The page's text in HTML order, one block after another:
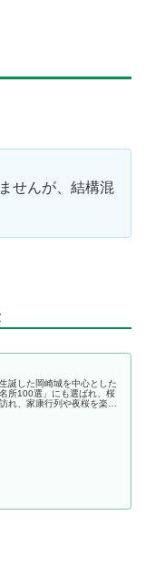
せんが、結構混
誕した岡崎城を中心とした
所100選」にも選ばれ、桜
れ、家康行列や夜桜を楽し